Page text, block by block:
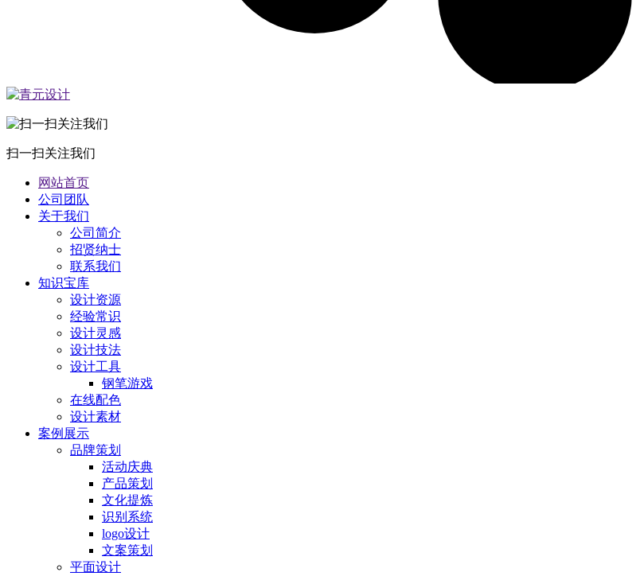
扫一扫关注我们
网站首页
公司团队
关于我们
公司简介
招贤纳士
联系我们
知识宝库
设计资源
经验常识
设计灵感
设计技法
设计工具
钢笔游戏
在线配色
设计素材
案例展示
品牌策划
活动庆典
产品策划
文化提炼
识别系统
logo设计
文案策划
平面设计